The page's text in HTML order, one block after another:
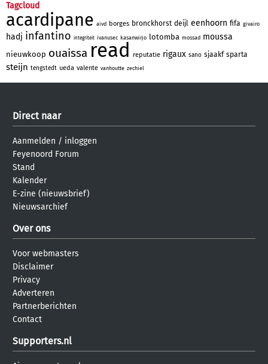
Tagcloud
acardipane aivd borges bronckhorst deijl eenhoorn fifa givairo
hadj infantino integriteit ivanusec kasanwirjo lotomba mossad moussa
nieuwkoop ouaissa read reputatie rigaux sano sjaakf sparta
steijn tengstedt ueda valente vanhoutte zechiel
Direct naar
Aanmelden / inloggen
Feyenoord Forum
Stand
Kalender
E-zine (nieuwsbrief)
Nieuwsarchief
Over ons
Voor webmasters
Disclaimer
Privacy
Adverteren
Partnerberichten
Contact
Supporters.nl